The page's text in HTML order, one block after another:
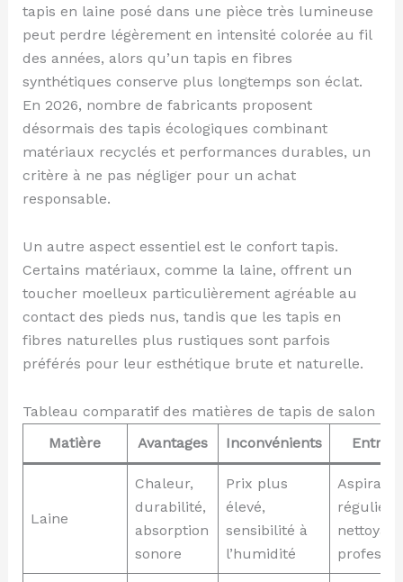
tapis en laine posé dans une pièce très lumineuse
peut perdre légèrement en intensité colorée au fil
des années, alors qu’un tapis en fibres
synthétiques conserve plus longtemps son éclat.
En 2026, nombre de fabricants proposent
désormais des tapis écologiques combinant
matériaux recyclés et performances durables, un
critère à ne pas négliger pour un achat
responsable.
Un autre aspect essentiel est le confort tapis.
Certains matériaux, comme la laine, offrent un
toucher moelleux particulièrement agréable au
contact des pieds nus, tandis que les tapis en
fibres naturelles plus rustiques sont parfois
préférés pour leur esthétique brute et naturelle.
Tableau comparatif des matières de tapis de salon
Matière
Avantages Inconvénients
Laine
Chaleur,
durabilité,
absorption
sonore
Prix plus
élevé,
sensibilité à
l’humidité
régulier,
nettoyage